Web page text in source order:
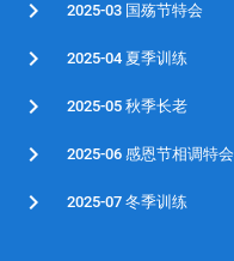
2025-03 国殇节特会
2025-04 夏季训练
2025-05 秋季长老
2025-06 感恩节相调特会
2025-07 冬季训练